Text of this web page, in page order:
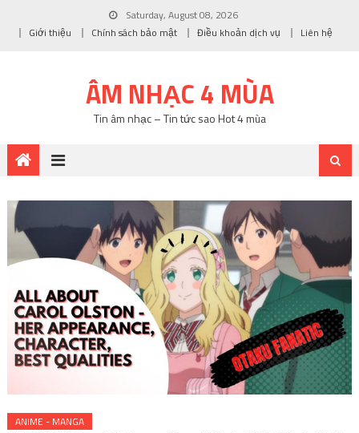
Saturday, August 08, 2026
Giới thiệu
Chính sách bảo mật Điều khoản dịch vụ Liên hệ
ÂM NHẠC 4 MÙA
Tin âm nhạc – Tin tức sao Hot 4 mùa
ANIME - MANGA